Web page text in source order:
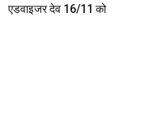
एडवाइजर देव 16/11 को